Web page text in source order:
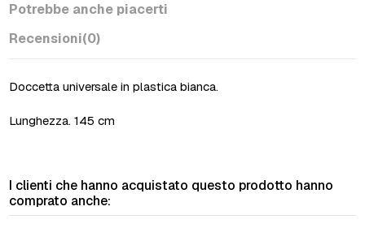
Potrebbe anche piacerti
Recensioni(0)
Doccetta universale in plastica bianca.
Lunghezza. 145 cm
I clienti che hanno acquistato questo prodotto hanno
comprato anche: